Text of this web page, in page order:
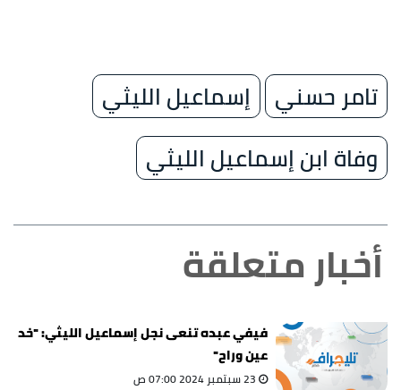
تامر حسني
إسماعيل الليثي
وفاة ابن إسماعيل الليثي
أخبار متعلقة
فيفي عبده تنعى نجل إسماعيل الليثي: "خد
عين وراح"
23 سبتمبر 2024 07:00 ص